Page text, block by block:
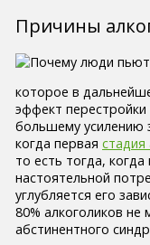
Причины
которое в
эффект
большему усилению
когда первая стадия
то есть тогда,
настоятельной
углубляется его
80% алкоголиков
абстинентного